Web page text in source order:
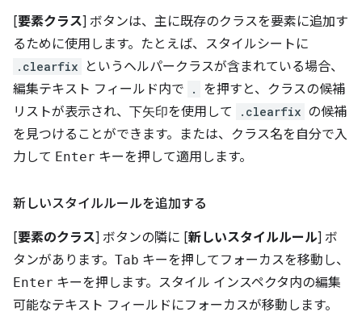
[要素クラス] ボタンは、主に既存のクラスを要素に追加す
るために使用します。たとえば、スタイルシートに
.clearfix
というヘルパークラスが含まれている場合、
編集テキスト フィールド内で
.
を押すと、クラスの候補
リストが表示され、 下矢印を使用して .clearfix の候補
を見つけることができます。または、クラス名を自分で入
力して Enter キーを押して適用します。
新しいスタイルルールを追加する
[要素のクラス] ボタンの隣に [新しいスタイルルール] ボ
タンがあります。 Tab キーを押してフォーカスを移動し、
Enter キーを押します。スタイル インスペクタ内の編集
可能なテキスト フィールドにフォーカスが移動します。